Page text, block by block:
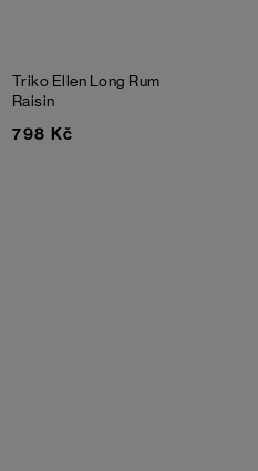
Triko Ellen Long Rum
Raisin
798 Kč